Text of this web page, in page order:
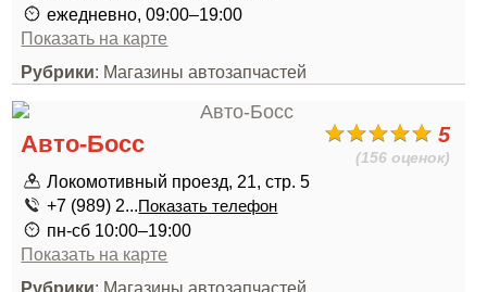
ежедневно, 09:00–19:00
Показать на карте
Рубрики: Магазины автозапчастей
5
(156 оценок)
Авто-Босс
Локомотивный проезд, 21, стр. 5
+7 (989) 2...Показать телефон
пн-сб 10:00–19:00
Показать на карте
Рубрики: Магазины автозапчастей